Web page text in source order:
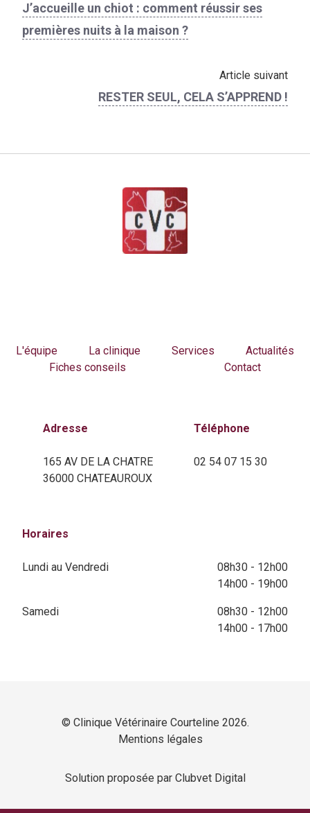
J’accueille un chiot : comment réussir ses
premières nuits à la maison ?
Article suivant
RESTER SEUL, CELA S’APPREND !
L'équipe La clinique Services
Actualités
Fiches conseils
Contact
Adresse
165 AV DE LA CHATRE
36000 CHATEAUROUX
Téléphone
02 54 07 15 30
Horaires
Lundi au Vendredi
08h30 - 12h00
14h00 - 19h00
Samedi
08h30 - 12h00
14h00 - 17h00
© Clinique Vétérinaire Courteline 2026.
Mentions légales
Solution proposée par Clubvet Digital